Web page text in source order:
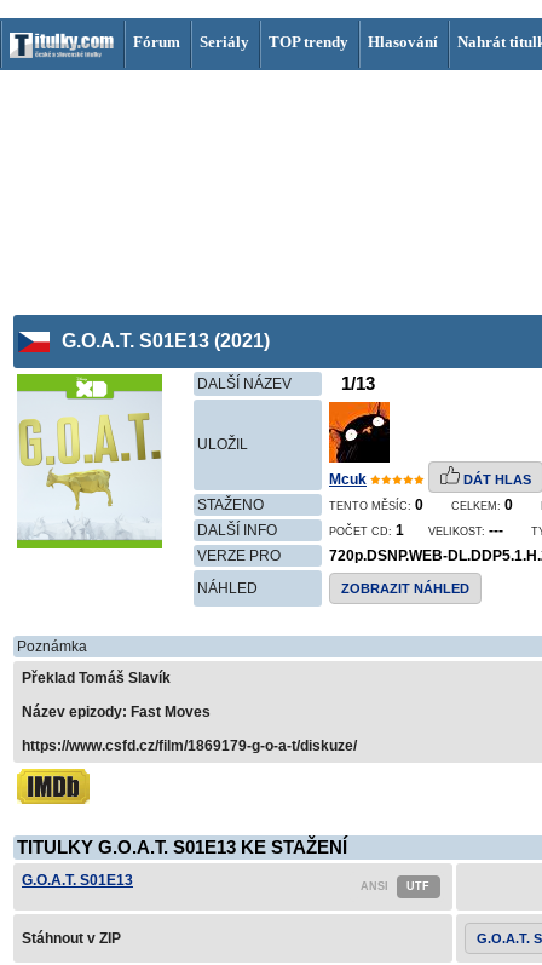
Fórum Seriály TOP trendy Hlasování Nahrát
G.O.A.T. S01E13 (2021)
DALŠÍ NÁZEV 1/13
ULOŽIL
Mcuk DÁT HLAS
STAŽENO TENTO MĚSÍC: 0 CELKEM: 0
DALŠÍ INFO POČET CD: 1 VELIKOST: ---
VERZE PRO
720p.DSNP.WEB-
NÁHLED
ZOBRAZIT NÁHLED
Poznámka
Překlad Tomáš Slavík
Název epizody: Fast Moves
https://www.csfd.cz/film/1869179-g-o-a-t/diskuze/
TITULKY G.O.A.T. S01E13 KE STAŽENÍ
G.O.A.T. S01E13
Stáhnout v ZIP G.O.A.T.